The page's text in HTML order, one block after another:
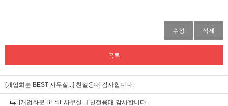
수정 삭제
목록
[개업화분 BEST 사무실...] 친절응대 감사합니다.
[개업화분 BEST 사무실...] 친절응대 감사합니다.